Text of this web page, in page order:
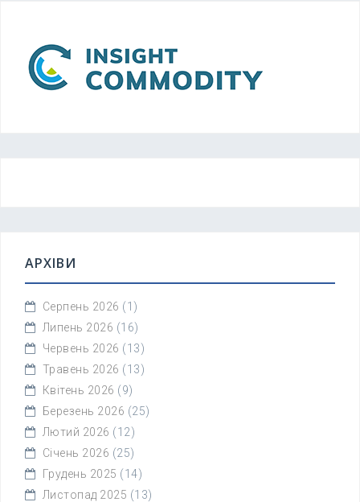
АРХІВИ
Серпень 2026 (1)
Липень 2026 (16)
Червень 2026 (13)
Травень 2026 (13)
Квітень 2026 (9)
Березень 2026 (25)
Лютий 2026 (12)
Січень 2026 (25)
Грудень 2025 (14)
Листопад 2025 (13)